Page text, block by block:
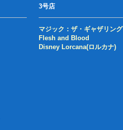
3号店
マジック：ザ・ギャザリング
Flesh and Blood
Disney Lorcana(ロルカナ)